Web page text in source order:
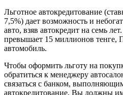
Льготное автокредитование
7,5%) дает возможность и
авто, взяв автокредит на семь
превышает 15 миллионов
автомобиль.
Чтобы оформить льготу на
обратиться к менеджеру
связаться с банком,
автокредитование. Вы должны